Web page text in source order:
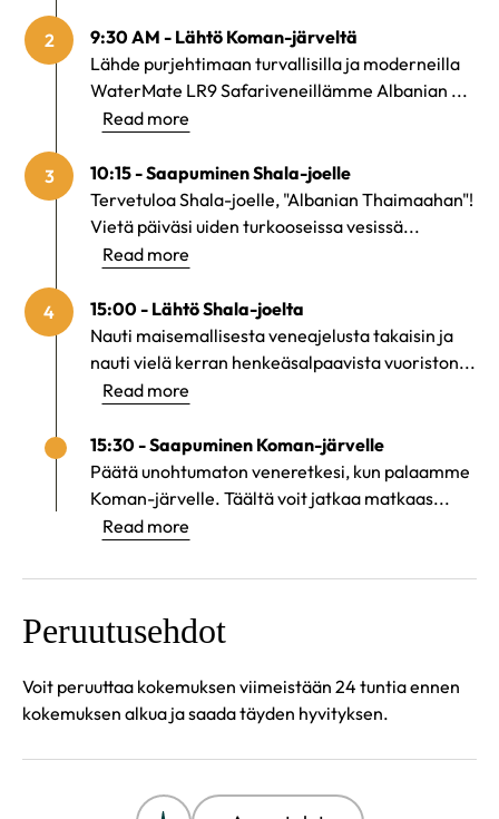
2
9:30 AM - Lähtö Koman-järveltä
Lähde purjehtimaan turvallisilla ja moderneilla
WaterMate LR9 Safariveneillämme Albanian ...
Read more
3
10:15 - Saapuminen Shala-joelle
Tervetuloa Shala-joelle, "Albanian Thaimaahan"!
Vietä päiväsi uiden turkooseissa vesissä...
Read more
4
15:00 - Lähtö Shala-joelta
Nauti maisemallisesta veneajelusta takaisin ja
nauti vielä kerran henkeäsalpaavista vuoriston...
Read more
15:30 - Saapuminen Koman-järvelle
Päätä unohtumaton veneretkesi, kun palaamme
Koman-järvelle. Täältä voit jatkaa matkaas...
Read more
Peruutusehdot
Voit peruuttaa kokemuksen viimeistään 24 tuntia ennen
kokemuksen alkua ja saada täyden hyvityksen.